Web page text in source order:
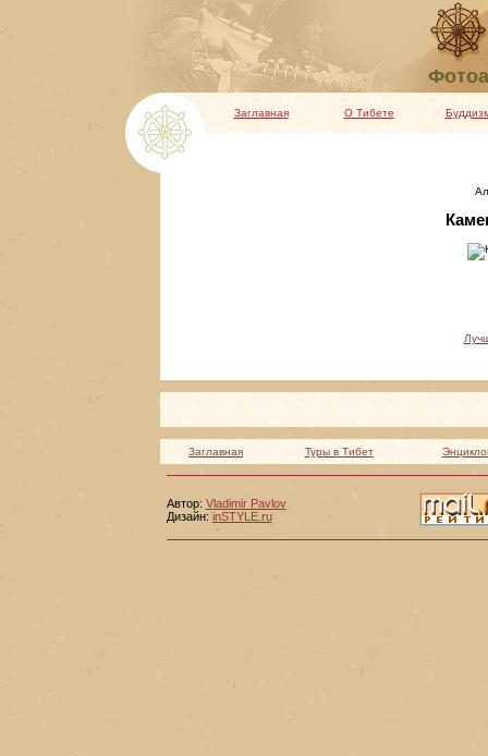
Заглавная О Тибете
Заглавная Туры в Тибет
Автор: Vladimir Pavlov
Дизайн: inSTYLE.ru